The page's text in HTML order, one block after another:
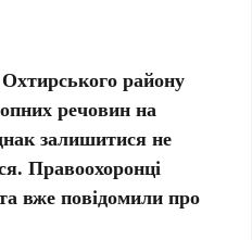
району
речовин на
залишитися не
Правоохоронці
вже повідомили про